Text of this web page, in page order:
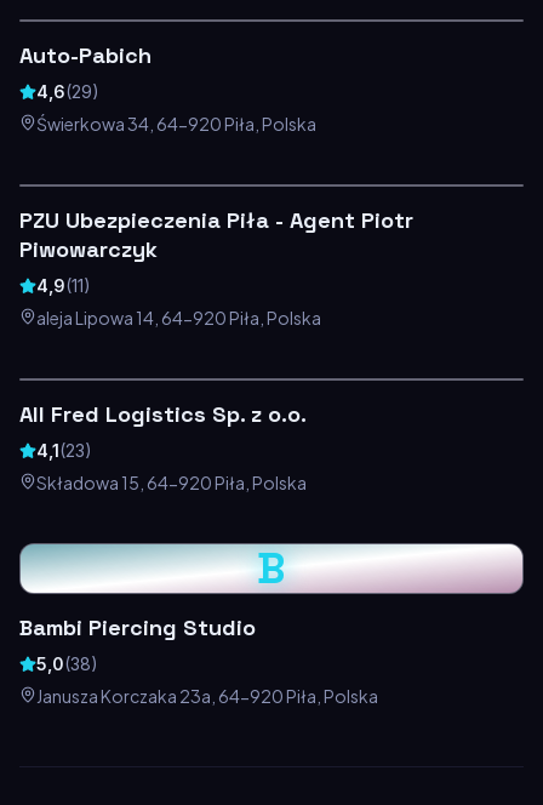
Auto-Pabich
4,6(29)
Świerkowa 34, 64-920 Piła, Polska
PZU Ubezpieczenia Piła - Agent Piotr
Piwowarczyk
4,9(11)
aleja Lipowa 14, 64-920 Piła, Polska
All Fred Logistics Sp. z o.o.
4,1(23)
Składowa 15, 64-920 Piła, Polska
B
Bambi Piercing Studio
5,0(38)
Janusza Korczaka 23a, 64-920 Piła, Polska